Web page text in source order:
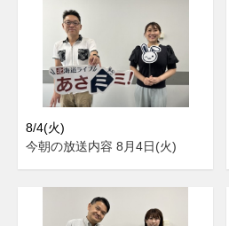
8/4(火)
今朝の放送内容 8月4日(火)